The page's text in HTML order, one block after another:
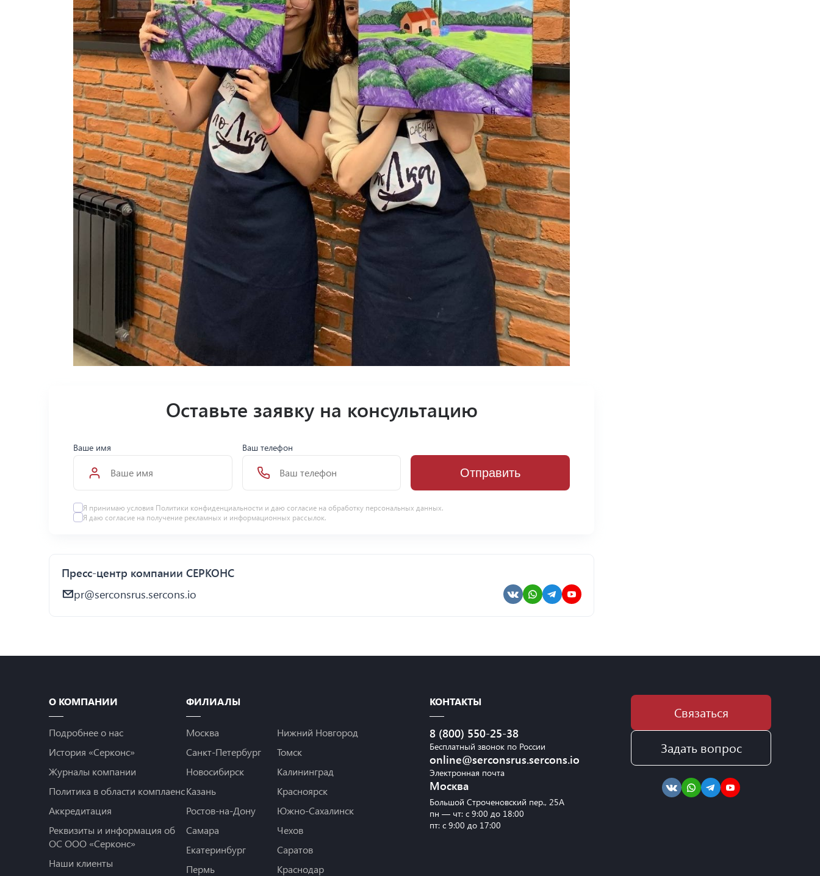
Оставьте заявку на консультацию
Ваше имя Ваш телефон
Отправить
Я принимаю условия Политики конфиденциальности и даю согласие на обработку персональных данных.
Я даю согласие на получение рекламных и информационных рассылок.
Пресс-центр компании СЕРКОНС
pr@serconsrus.sercons.io
О КОМПАНИИ
Подробнее о нас
История «Серконс»
Журналы компании
Политика в области комплаенс
Аккредитация
Реквизиты и информация об
ОС ООО «Серконс»
Наши клиенты
ФИЛИАЛЫ
Москва
Санкт-Петербург
Новосибирск
Казань
Ростов-на-Дону
Самара
Екатеринбург
Пермь
Нижний Новгород
Томск
Калининград
Красноярск
Южно-Сахалинск
Чехов
Саратов
Краснодар
КОНТАКТЫ
8 (800) 550-25-38
Бесплатный звонок по России
online@serconsrus.sercons.io
Электронная почта
Москва
Большой Строченовский пер., 25А
пн — чт: с 9:00 до 18:00
пт: с 9:00 до 17:00
Связаться
Задать вопрос